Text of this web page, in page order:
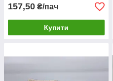
157,50 ₴/пач
Купити